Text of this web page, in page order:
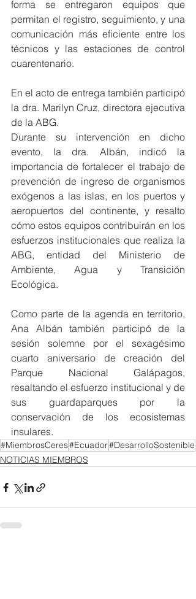
forma se entregaron equipos que
permitan el registro, seguimiento, y una
comunicación más eficiente entre los
técnicos y las estaciones de control
cuarentenario.
En el acto de entrega también participó
la dra. Marilyn Cruz, directora ejecutiva
de la ABG.
Durante su intervención en dicho
evento, la dra. Albán, indicó la
importancia de fortalecer el trabajo de
prevención de ingreso de organismos
exógenos a las islas, en los puertos y
aeropuertos del continente, y resalto
cómo estos equipos contribuirán en los
esfuerzos institucionales que realiza la
ABG, entidad del Ministerio de
Ambiente, Agua y Transición
Ecológica.
Como parte de la agenda en territorio,
Ana Albán también participó de la
sesión solemne por el sexagésimo
cuarto aniversario de creación del
Parque Nacional Galápagos,
resaltando el esfuerzo institucional y de
sus guardaparques por la
conservación de los ecosistemas
insulares.
#MiembrosCeres#Ecuador#DesarrolloSostenible
NOTICIAS MIEMBROS